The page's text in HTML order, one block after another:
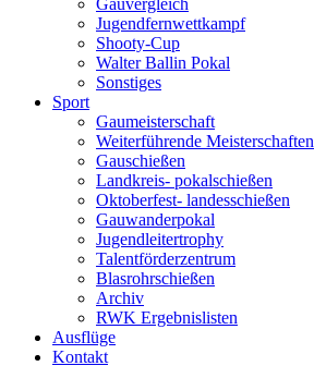
Jugendfernwettkampf
Shooty-Cup
Walter Ballin Pokal
Sonstiges
Sport
Gaumeisterschaft
Weiterführende Meisterschaften
Gauschießen
Landkreis- pokalschießen
Oktoberfest- landesschießen
Gauwanderpokal
Jugendleitertrophy
Talentförderzentrum
Blasrohrschießen
Archiv
RWK Ergebnislisten
Ausflüge
Kontakt